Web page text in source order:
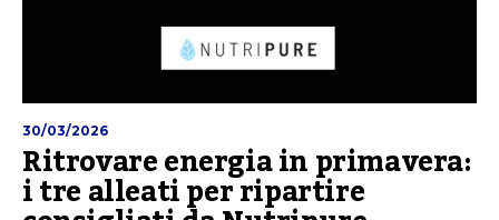
30/03/2026
Ritrovare energia in primavera:
i tre alleati per ripartire